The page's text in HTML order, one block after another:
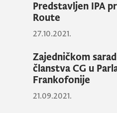
Predstavljen IPA
Route
27.10.2021.
Zajedničkom
članstva CG u
Frankofonije
21.09.2021.